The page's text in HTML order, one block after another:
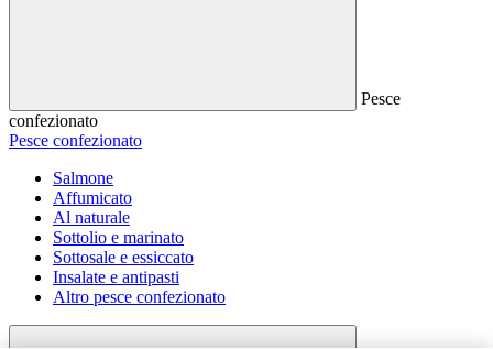
Pesce
confezionato
Pesce confezionato
Salmone
Affumicato
Al naturale
Sottolio e marinato
Sottosale e essiccato
Insalate e antipasti
Altro pesce confezionato